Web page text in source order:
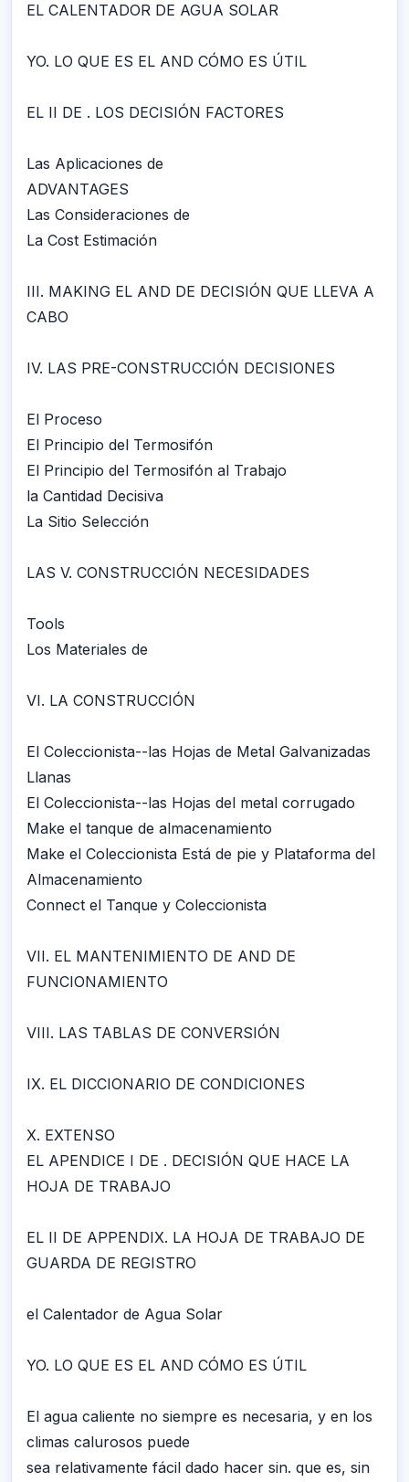
EL CALENTADOR DE AGUA SOLAR
YO. LO QUE ES EL AND CÓMO ES ÚTIL
EL II DE . LOS DECISIÓN FACTORES
Las Aplicaciones de
ADVANTAGES
Las Consideraciones de
La Cost Estimación
III. MAKING EL AND DE DECISIÓN QUE LLEVA A
CABO
IV. LAS PRE-CONSTRUCCIÓN DECISIONES
El Proceso
El Principio del Termosifón
El Principio del Termosifón al Trabajo
la Cantidad Decisiva
La Sitio Selección
LAS V. CONSTRUCCIÓN NECESIDADES
Tools
Los Materiales de
VI. LA CONSTRUCCIÓN
El Coleccionista--las Hojas de Metal Galvanizadas
Llanas
El Coleccionista--las Hojas del metal corrugado
Make el tanque de almacenamiento
Make el Coleccionista Está de pie y Plataforma del
Almacenamiento
Connect el Tanque y Coleccionista
VII. EL MANTENIMIENTO DE AND DE
FUNCIONAMIENTO
VIII. LAS TABLAS DE CONVERSIÓN
IX. EL DICCIONARIO DE CONDICIONES
X. EXTENSO
EL APENDICE I DE . DECISIÓN QUE HACE LA
HOJA DE TRABAJO
EL II DE APPENDIX. LA HOJA DE TRABAJO DE
GUARDA DE REGISTRO
el Calentador de Agua Solar
YO. LO QUE ES EL AND CÓMO ES ÚTIL
El agua caliente no siempre es necesaria, y en los
climas calurosos puede
sea relativamente fácil dado hacer sin. que es, sin